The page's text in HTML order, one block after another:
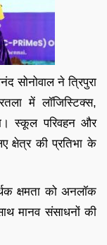
सोनोवाल ने त्रिपुरा
में लॉजिस्टिक्स,
स्कूल परिवहन और
क्षेत्र की प्रतिभा के
क्षमता को अनलॉक
मानव संसाधनों की